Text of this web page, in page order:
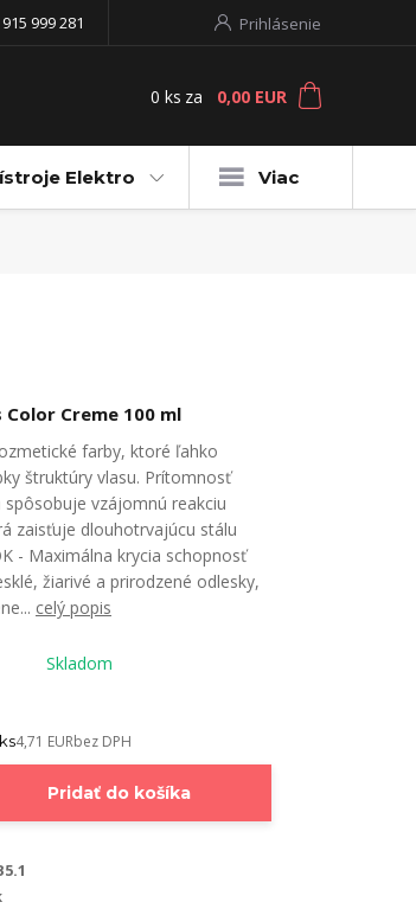
Prihlásenie
999 281
0 ks za 0,00 EUR
Elektro Viac
Color Creme 100 ml
farby, ktoré ľahko
štruktúry vlasu. Prítomnosť
spôsobuje vzájomnú reakciu
zaisťuje dlouhotrvajúcu stálu
- Maximálna krycia schopnosť
žiarivé a prirodzené odlesky,
celý popis
Skladom
ks4,71 EURbez DPH
Pridať do košíka